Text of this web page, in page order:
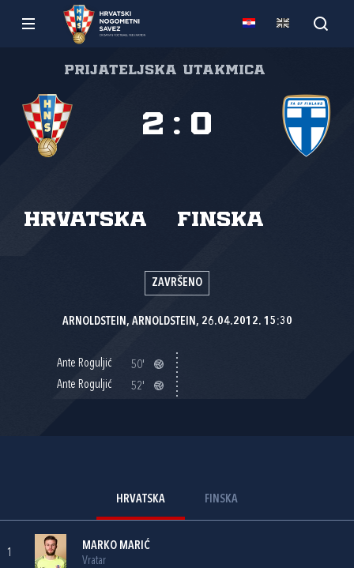
Prijateljska utakmica
Hrvatska Finska
2 : 0
ZAVRŠENO
ARNOLDSTEIN, ARNOLDSTEIN, 26.04.2012. 15:30
Ante Roguljić
50'
Ante Roguljić
52'
HRVATSKA FINSKA
1
MARKO MARIĆ
Vratar